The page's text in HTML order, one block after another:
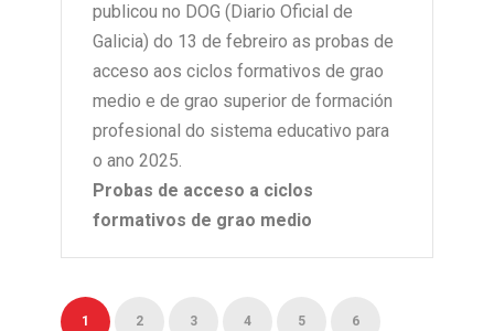
publicou no DOG (Diario Oficial de
Galicia) do 13 de febreiro as probas de
acceso aos ciclos formativos de grao
medio e de grao superior de formación
profesional do sistema educativo para
o ano 2025.
Probas de acceso a ciclos
formativos de grao medio
1 2 3 4 5 6